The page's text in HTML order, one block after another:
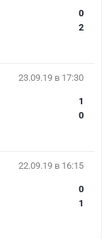
0
2
23.09.19 в 17:30
1
0
22.09.19 в 16:15
0
1